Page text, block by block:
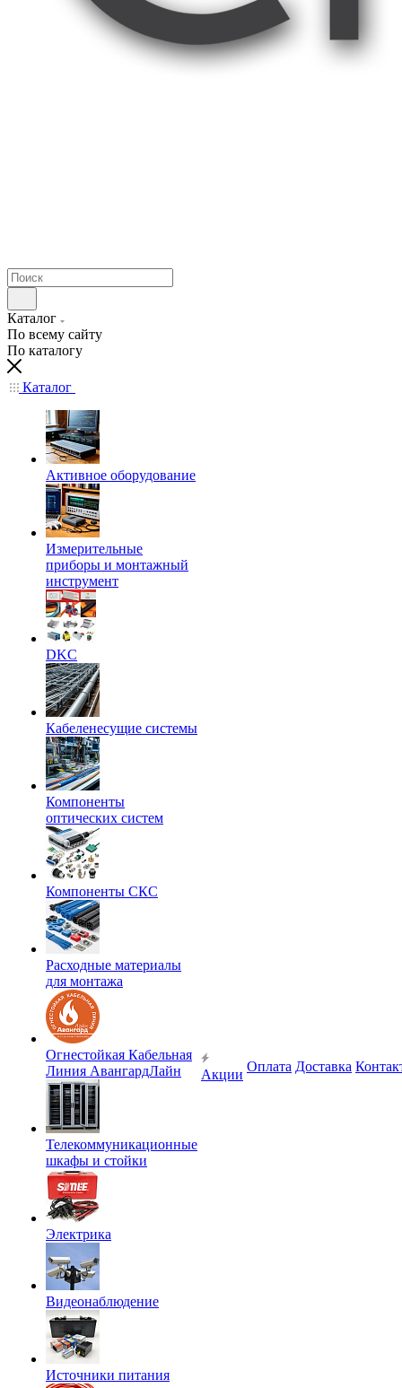
Каталог
По всему сайту
По каталогу
Каталог
Активное оборудование
Измерительные
приборы и монтажный
инструмент
DKC
Кабеленесущие системы
Компоненты
оптических систем
Компоненты СКС
Расходные материалы
для монтажа
Огнестойкая Кабельная
Линия АвангардЛайн
Телекоммуникационные
шкафы и стойки
Электрика
Видеонаблюдение
Источники питания
Акции
Оплата Доставка